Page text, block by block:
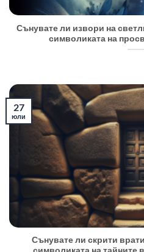
Сънувате ли извори на
символиката на
Сънувате ли скрити
27
юли